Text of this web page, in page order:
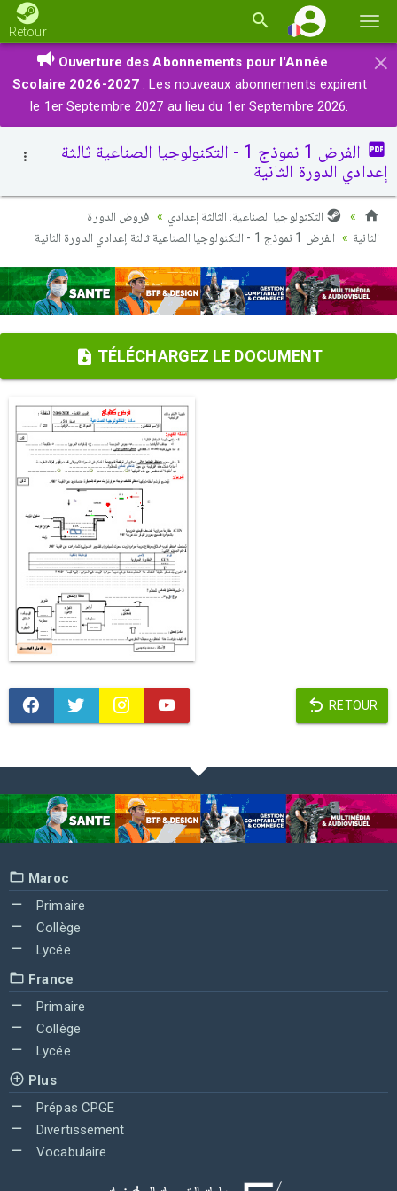
la
Retour
×
Ouverture des Abonnements pour l'Année
Scolaire 2026-2027 : Les nouveaux abonnements expirent
le 1er Septembre 2027 au lieu du 1er Septembre 2026.
الفرض 1 نموذج 1 - التكنولوجيا الصناعية ثالثة
إعدادي الدورة الثانية
التكنولوجيا الصناعية: الثالثة إعدادي
فروض الدورة
الثانية
الفرض 1 نموذج 1 - التكنولوجيا الصناعية ثالثة إعدادي الدورة الثانية
TÉLÉCHARGEZ LE DOCUMENT
RETOUR
Maroc
Primaire
Collège
Lycée
France
Primaire
Collège
Lycée
Plus
Prépas CPGE
Divertissement
Vocabulaire